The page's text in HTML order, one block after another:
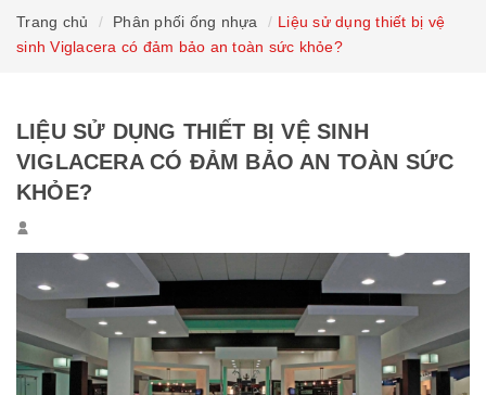
Trang chủ Phân phối ống nhựa
Liệu sử dụng thiết bị vệ
sinh Viglacera có đảm bảo an toàn sức khỏe?
LIỆU SỬ DỤNG THIẾT BỊ VỆ SINH
VIGLACERA CÓ ĐẢM BẢO AN TOÀN SỨC
KHỎE?